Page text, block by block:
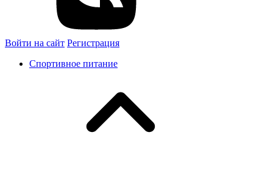
Войти на сайт Регистрация
Спортивное питание